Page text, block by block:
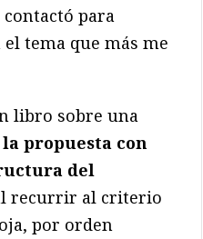
para
tema que más me
libro sobre una
propuesta con
del
recurrir al criterio
por orden